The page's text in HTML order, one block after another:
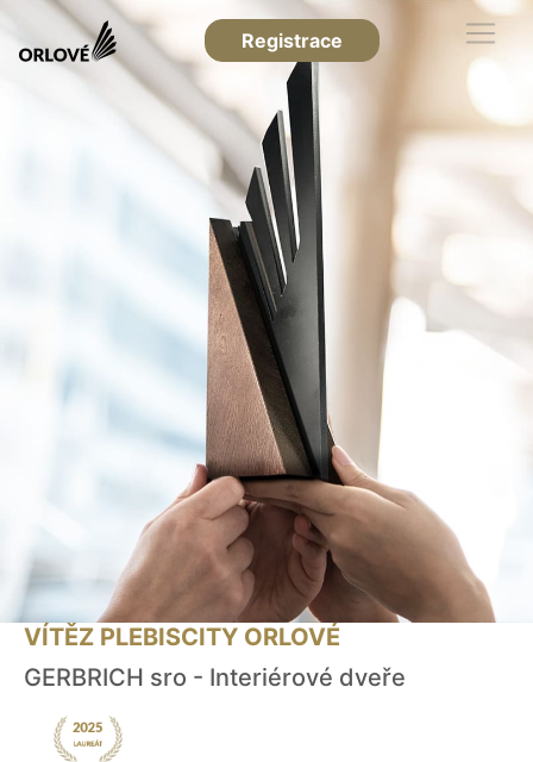
Registrace
VÍTĚZ PLEBISCITY ORLOVÉ
GERBRICH sro - Interiérové dveře